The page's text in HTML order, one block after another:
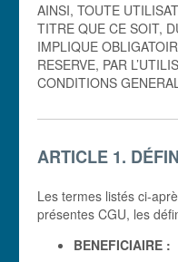
AINSI, TOUTE
TITRE QUE CE SOIT,
IMPLIQUE
RESERVE, PAR
CONDITIONS
ARTICLE 1.
Les termes listés ci-
présentes CGU, les
BENEFICIAIRE :